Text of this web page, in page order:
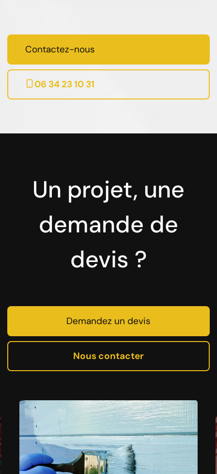
Contactez-nous
06 34 23 10 31
Un projet, une
demande de
devis ?
Demandez un devis
Nous contacter